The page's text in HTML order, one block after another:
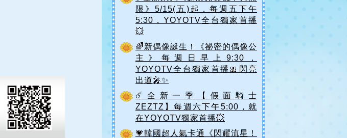
限》5/15(五)起，每週五下午
5:30，YOYOTV全台獨家首播
💥
🌈新偶像誕生！《祕密的偶像公
主》每週日早上9:30，
YOYOTV全台獨家首播🎀閃亮
出道🎤✨
☄️全新一季【假面騎士
ZEZTZ】每週六下午5:00，就
在YOYOTV獨家首播💥
💗韓國超人氣卡通《閃耀流星！